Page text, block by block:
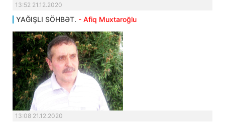
13:52 21.12.2020
YAĞIŞLI SÖHBƏT. - Afiq Muxtaroğlu
13:08 21.12.2020